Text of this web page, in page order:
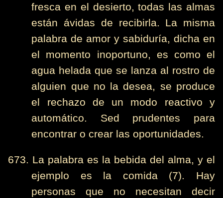
fresca en el desierto, todas las almas
están ávidas de recibirla. La misma
palabra de amor y sabiduría, dicha en
el momento inoportuno, es como el
agua helada que se lanza al rostro de
alguien que no la desea, se produce
el rechazo de un modo reactivo y
automático. Sed prudentes para
encontrar o crear las oportunidades.
673. La palabra es la bebida del alma, y el
ejemplo es la comida (7). Hay
personas que no necesitan decir